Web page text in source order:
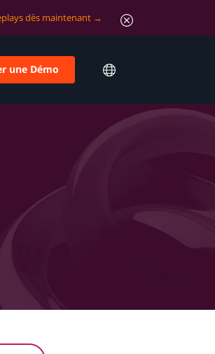
dès maintenant
une Démo